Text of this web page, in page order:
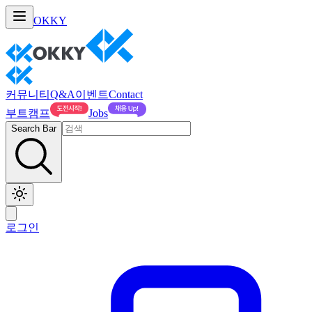
OKKY
커뮤니티 Q&A이벤트Contact
부트캠프
Jobs
Search Bar
로그인